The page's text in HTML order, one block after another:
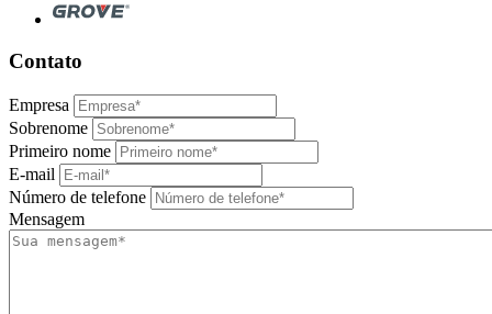
Contato
Empresa
Sobrenome
Primeiro nome
E-mail
Número de telefone
Mensagem